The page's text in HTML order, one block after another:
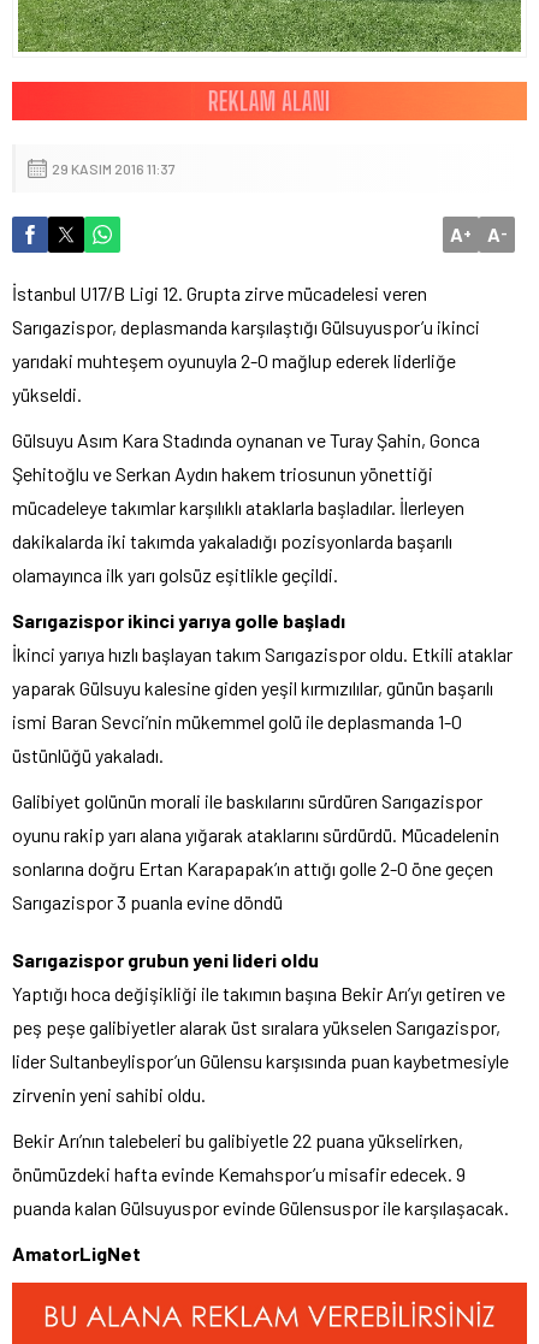
29 KASIM 2016 11:37
A+ A-
İstanbul U17/B Ligi 12. Grupta zirve mücadelesi veren
Sarıgazispor, deplasmanda karşılaştığı Gülsuyuspor’u ikinci
yarıdaki muhteşem oyunuyla 2-0 mağlup ederek liderliğe
yükseldi.
Gülsuyu Asım Kara Stadında oynanan ve Turay Şahin, Gonca
Şehitoğlu ve Serkan Aydın hakem triosunun yönettiği
mücadeleye takımlar karşılıklı ataklarla başladılar. İlerleyen
dakikalarda iki takımda yakaladığı pozisyonlarda başarılı
olamayınca ilk yarı golsüz eşitlikle geçildi.
Sarıgazispor ikinci yarıya golle başladı
İkinci yarıya hızlı başlayan takım Sarıgazispor oldu. Etkili ataklar
yaparak Gülsuyu kalesine giden yeşil kırmızılılar, günün başarılı
ismi Baran Sevci’nin mükemmel golü ile deplasmanda 1-0
üstünlüğü yakaladı.
Galibiyet golünün morali ile baskılarını sürdüren Sarıgazispor
oyunu rakip yarı alana yığarak ataklarını sürdürdü. Mücadelenin
sonlarına doğru Ertan Karapapak’ın attığı golle 2-0 öne geçen
Sarıgazispor 3 puanla evine döndü
Sarıgazispor grubun yeni lideri oldu
Yaptığı hoca değişikliği ile takımın başına Bekir Arı’yı getiren ve
peş peşe galibiyetler alarak üst sıralara yükselen Sarıgazispor,
lider Sultanbeylispor’un Gülensu karşısında puan kaybetmesiyle
zirvenin yeni sahibi oldu.
Bekir Arı’nın talebeleri bu galibiyetle 22 puana yükselirken,
önümüzdeki hafta evinde Kemahspor’u misafir edecek. 9
puanda kalan Gülsuyuspor evinde Gülensuspor ile karşılaşacak.
AmatorLigNet